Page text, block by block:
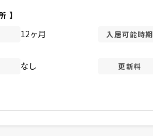
】
12ヶ月 入居可能時期
なし 更新料